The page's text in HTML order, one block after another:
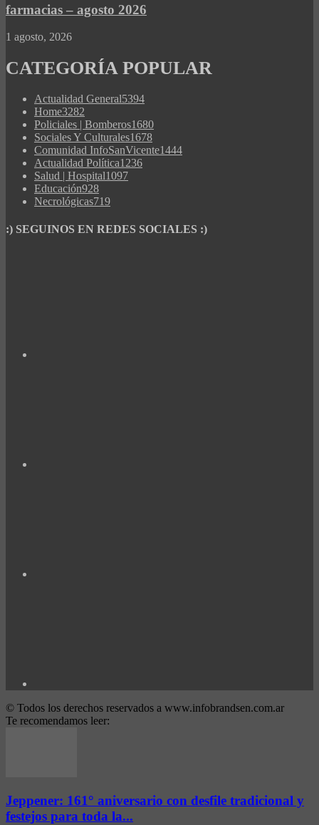
farmacias – agosto 2026
1 agosto, 2026
CATEGORÍA POPULAR
Actualidad General5394
Home3282
Policiales | Bomberos1680
Sociales Y Culturales1678
Comunidad InfoSanVicente1444
Actualidad Política1236
Salud | Hospital1097
Educación928
Necrológicas719
:) SEGUINOS EN REDES SOCIALES :)
© Todos los derechos reservados a www.infobrandsen.com.ar
Te recomendamos leer:
Jeppener: 161° aniversario con desfile tradicional y
festejos para toda la...